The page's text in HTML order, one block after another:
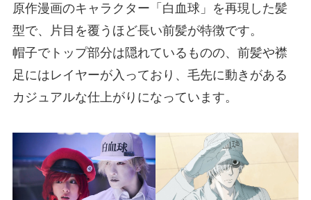
原作漫画のキャラクター「白血球」を再現した髪
型で、片目を覆うほど長い前髪が特徴です。
帽子でトップ部分は隠れているものの、前髪や襟
足にはレイヤーが入っており、毛先に動きがある
カジュアルな仕上がりになっています。